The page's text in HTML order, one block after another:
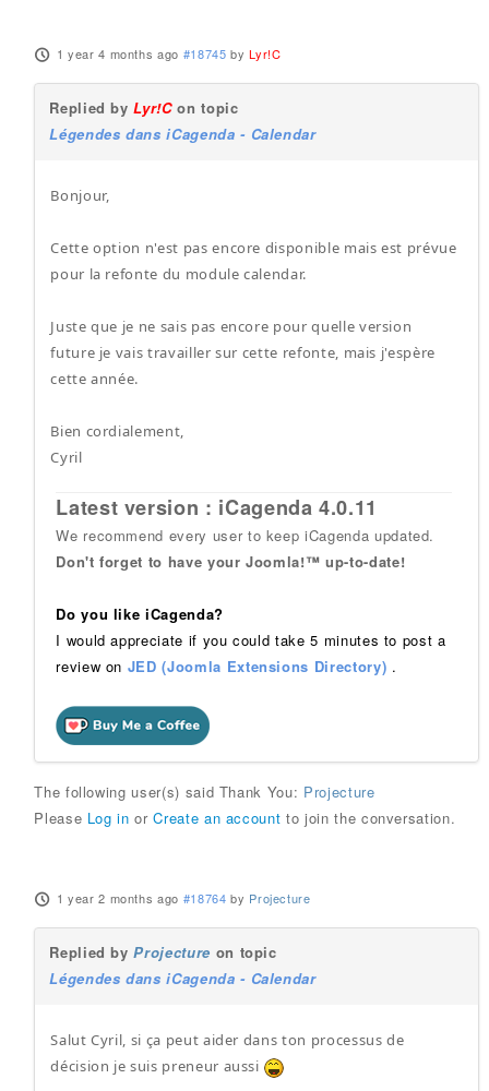
1 year 4 months ago #18745 byLyr!C
Replied byLyr!Con topic
Légendes dans iCagenda - Calendar
Bonjour,
Cette option n'est pas encore disponible mais est prévue
pour la refonte du module calendar.
Juste que je ne sais pas encore pour quelle version
future je vais travailler sur cette refonte, mais j'espère
cette année.
Bien cordialement,
Cyril
Latest version : iCagenda 4.0.11
We recommend every user to keep iCagenda updated.
Don't forget to have your Joomla!™ up-to-date!
Do you like iCagenda?
I would appreciate if you could take 5 minutes to post a
review on JED (Joomla Extensions Directory) .
The following user(s) said Thank You: Projecture
Please Log in orCreate an account to join the conversation.
1 year 2 months ago #18764 by Projecture
Replied byProjecture on topic
Légendes dans iCagenda - Calendar
Salut Cyril, si ça peut aider dans ton processus de
décision je suis preneur aussi